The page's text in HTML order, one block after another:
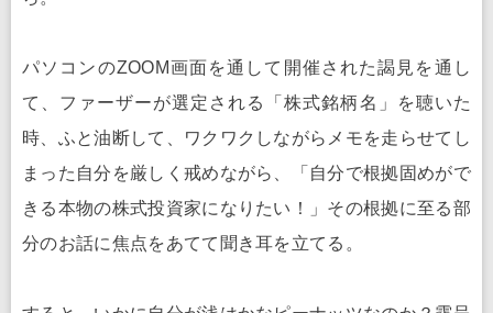
パソコンのZOOM画面を通して開催された謁見を通し
て、ファーザーが選定される「株式銘柄名」を聴いた
時、ふと油断して、ワクワクしながらメモを走らせてし
まった自分を厳しく戒めながら、「自分で根拠固めがで
きる本物の株式投資家になりたい！」その根拠に至る部
分のお話に焦点をあてて聞き耳を立てる。